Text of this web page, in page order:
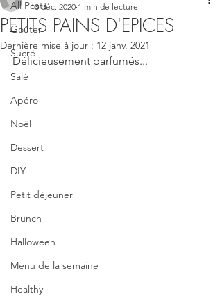
All Posts
Goûter
Sucré
Salé
Apéro
Noël
Dessert
DIY
Petit déjeuner
Brunch
Halloween
Menu de la semaine
Healthy
PETITS PAINS D'EPICES
10 déc. 2020 1 min de lecture
Dernière mise à jour : 12 janv. 2021
Délicieusement parfumés...